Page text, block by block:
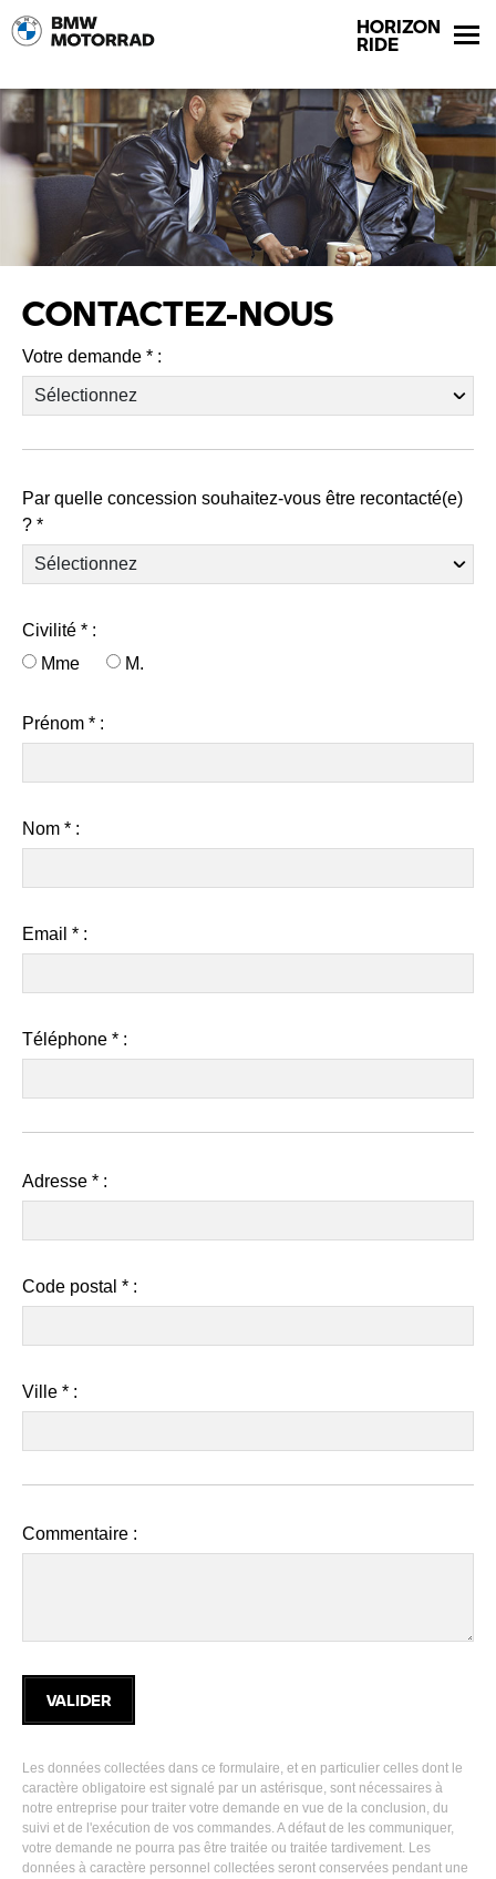
HORIZON
RIDE
CONTACTEZ-NOUS
Votre demande * :
Par quelle concession souhaitez-vous être recontacté(e)
? *
Civilité * :
Mme
M.
Prénom * :
Nom * :
Email * :
Téléphone * :
Adresse * :
Code postal * :
Ville * :
Commentaire :
Les données collectées dans ce formulaire, et en particulier celles dont le
caractère obligatoire est signalé par un astérisque, sont nécessaires à
notre entreprise pour traiter votre demande en vue de la conclusion, du
suivi et de l'exécution de vos commandes. A défaut de les communiquer,
votre demande ne pourra pas être traitée ou traitée tardivement. Les
données à caractère personnel collectées seront conservées pendant une